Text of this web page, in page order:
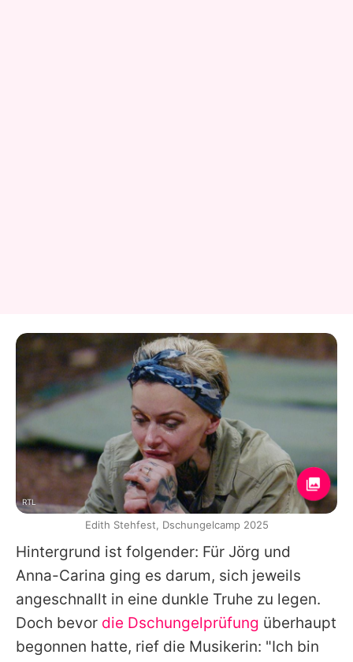
Hintergrund ist folgender: Für Jörg und
Anna-Carina ging es darum, sich jeweils
angeschnallt in eine dunkle Truhe zu legen.
Doch bevor die Dschungelprüfung überhaupt
begonnen hatte, rief die Musikerin: "Ich bin
RTL
Edith Stehfest, Dschungelcamp 2025